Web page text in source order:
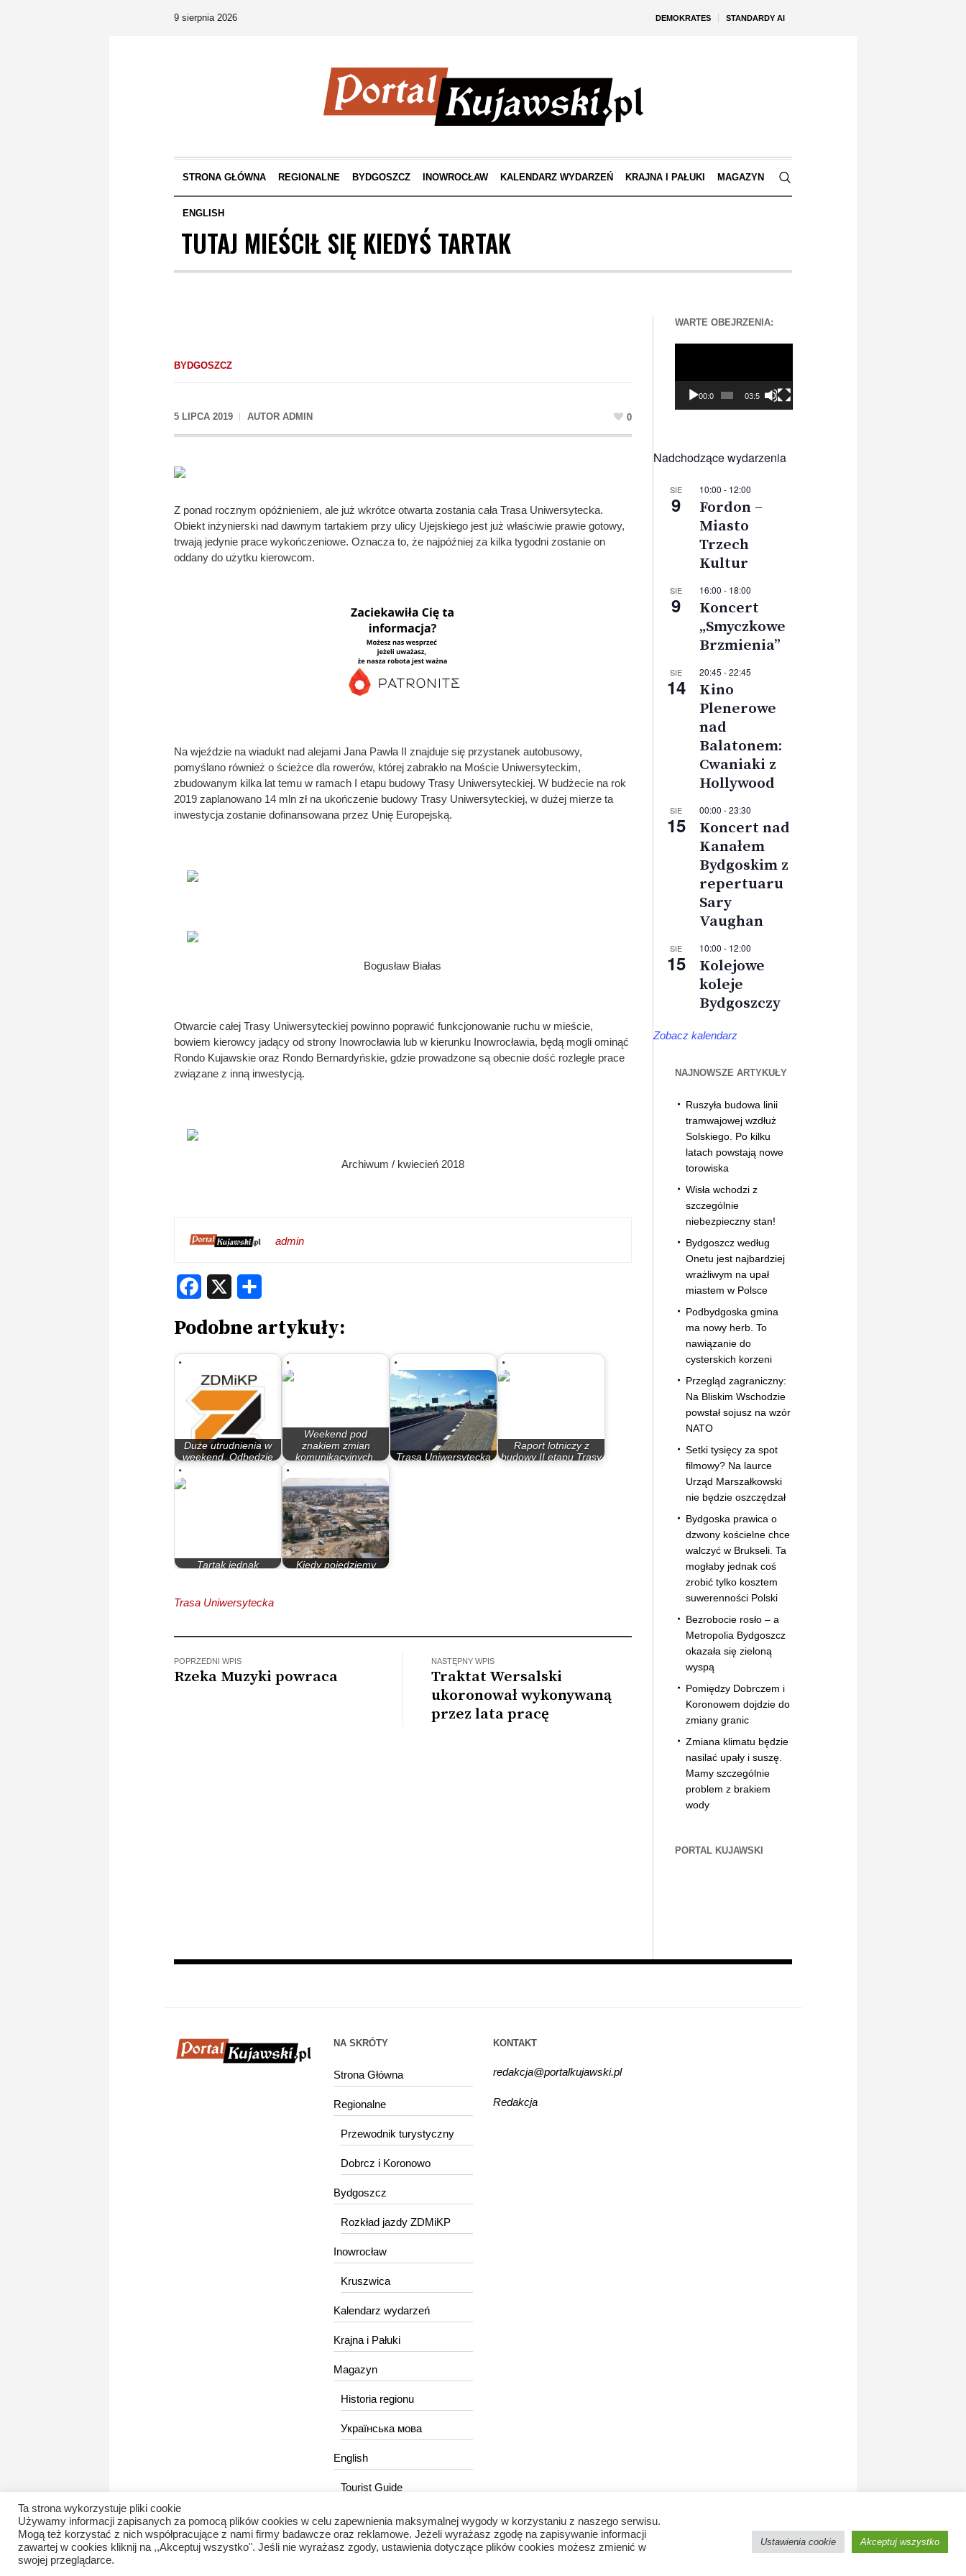
DEMOKRATES STANDARDY AI
9 sierpnia 2026
STRONA GŁÓWNA REGIONALNE BYDGOSZCZ INOWROCŁAW KALENDARZ WYDARZEŃ KRAJNA I PAŁUKI MAGAZYN
ENGLISH
TUTAJ MIEŚCIŁ SIĘ KIEDYŚ TARTAK
BYDGOSZCZ
5 LIPCA 2019 AUTOR ADMIN 0
Z ponad rocznym opóźnieniem, ale już wkrótce otwarta zostania cała Trasa Uniwersytecka.
Obiekt inżynierski nad dawnym tartakiem przy ulicy Ujejskiego jest już właściwie prawie gotowy,
trwają jedynie prace wykończeniowe. Oznacza to, że najpóźniej za kilka tygodni zostanie on
oddany do użytku kierowcom.
Na wjeździe na wiadukt nad alejami Jana Pawła II znajduje się przystanek autobusowy,
pomyślano również o ścieżce dla rowerów, której zabrakło na Moście Uniwersyteckim,
zbudowanym kilka lat temu w ramach I etapu budowy Trasy Uniwersyteckiej. W budżecie na rok
2019 zaplanowano 14 mln zł na ukończenie budowy Trasy Uniwersyteckiej, w dużej mierze ta
inwestycja zostanie dofinansowana przez Unię Europejską.
Bogusław Białas
Otwarcie całej Trasy Uniwersyteckiej powinno poprawić funkcjonowanie ruchu w mieście,
bowiem kierowcy jadący od strony Inowrocławia lub w kierunku Inowrocławia, będą mogli ominąć
Rondo Kujawskie oraz Rondo Bernardyńskie, gdzie prowadzone są obecnie dość rozległe prace
związane z inną inwestycją.
Archiwum / kwiecień 2018
admin
Facebook
Podobne artykuły:
Duże utrudnienia w
weekend. Odbędzie
Weekend pod
znakiem zmian
komunikacyjnych.
Trasa Uniwersytecka
Raport lotniczy z
budowy II etapu Trasy
Tartak jednak
Kiedy pojedziemy
Trasa Uniwersytecka
POPRZEDNI WPIS
Rzeka Muzyki powraca
NASTĘPNY WPIS
Traktat Wersalski
ukoronował wykonywaną
przez lata pracę
WARTE OBEJRZENIA:
00:00 03:56
Nadchodzące wydarzenia
SIE
9
10:00 - 12:00
Fordon –
Miasto
Trzech
Kultur
SIE
9
16:00 - 18:00
Koncert
„Smyczkowe
Brzmienia”
SIE
14
20:45 -22:45
Kino
Plenerowe
nad
Balatonem:
Cwaniaki z
Hollywood
SIE
15
00:00 -23:30
Koncert nad
Kanałem
Bydgoskim z
repertuaru
Sary
Vaughan
SIE
15
10:00 - 12:00
Kolejowe
koleje
Bydgoszczy
Zobacz kalendarz
NAJNOWSZE ARTYKUŁY
Ruszyła budowa linii
tramwajowej wzdłuż
Solskiego. Po kilku
latach powstają nowe
torowiska
Wisła wchodzi z
szczególnie
niebezpieczny stan!
Bydgoszcz według
Onetu jest najbardziej
wrażliwym na upał
miastem w Polsce
Podbydgoska gmina
ma nowy herb. To
nawiązanie do
cysterskich korzeni
Przegląd zagraniczny:
Na Bliskim Wschodzie
powstał sojusz na wzór
NATO
Setki tysięcy za spot
filmowy? Na laurce
Urząd Marszałkowski
nie będzie oszczędzał
Bydgoska prawica o
dzwony kościelne chce
walczyć w Brukseli. Ta
mogłaby jednak coś
zrobić tylko kosztem
suwerenności Polski
Bezrobocie rosło – a
Metropolia Bydgoszcz
okazała się zieloną
wyspą
Pomiędzy Dobrczem i
Koronowem dojdzie do
zmiany granic
Zmiana klimatu będzie
nasilać upały i suszę.
Mamy szczególnie
problem z brakiem
wody
PORTAL KUJAWSKI
NA SKRÓTY
Strona Główna
Regionalne
Przewodnik turystyczny
Dobrcz i Koronowo
Bydgoszcz
Rozkład jazdy ZDMiKP
Inowrocław
Kruszwica
Kalendarz wydarzeń
Krajna i Pałuki
Magazyn
Historia regionu
Українська мова
English
Tourist Guide
KONTAKT
redakcja@portalkujawski.pl
Redakcja
Ta strona wykorzystuje pliki cookie
Używamy informacji zapisanych za pomocą plików cookies w celu zapewnienia maksymalnej wygody w korzystaniu z naszego serwisu.
Mogą też korzystać z nich współpracujące z nami firmy badawcze oraz reklamowe. Jeżeli wyrażasz zgodę na zapisywanie informacji
zawartej w cookies kliknij na ,,Akceptuj wszystko". Jeśli nie wyrażasz zgody, ustawienia dotyczące plików cookies możesz zmienić w
swojej przeglądarce.
Ustawienia cookie Akceptuj wszystko